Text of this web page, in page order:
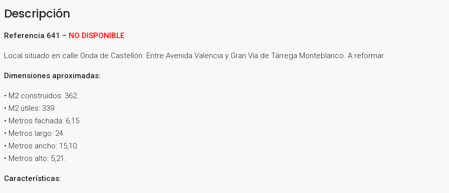
Descripción
Referencia 641 – NO DISPONIBLE
Local situado en calle Onda de Castellón. Entre Avenida Valencia y Gran Vía de Tárrega Monteblanco. A reformar.
Dimensiones aproximadas:
• M2 construidos: 362.
• M2 útiles: 339.
• Metros fachada: 6,15.
• Metros largo: 24.
• Metros ancho: 15,10.
• Metros alto: 5,21.
Características: